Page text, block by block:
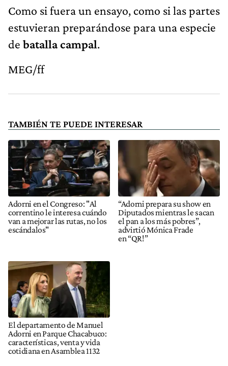
Como si fuera un ensayo, como si las partes
estuvieran preparándose para una especie
de batalla campal.
MEG/ff
TAMBIÉN TE PUEDE INTERESAR
Adorni en el Congreso: "Al
correntino le interesa cuándo
van a mejorar las rutas, no los
escándalos"
“Adorni prepara su show en
Diputados mientras le sacan
el pan a los más pobres”,
advirtió Mónica Frade
en “QR!”
El departamento de Manuel
Adorni en Parque Chacabuco:
características, venta y vida
cotidiana en Asamblea 1132